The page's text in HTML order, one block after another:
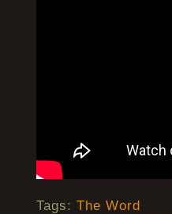
Tags: The Word